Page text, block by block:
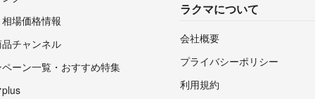
場価格情報
チャンネル
ーン一覧・おすすめ特集
ラクマについて
会社概要
プライバシーポリシー
利用規約